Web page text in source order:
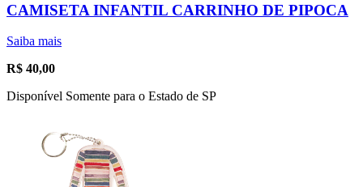
CAMISETA INFANTIL CARRINHO DE PIPOCA
Saiba mais
R$ 40,00
Disponível Somente para o Estado de SP